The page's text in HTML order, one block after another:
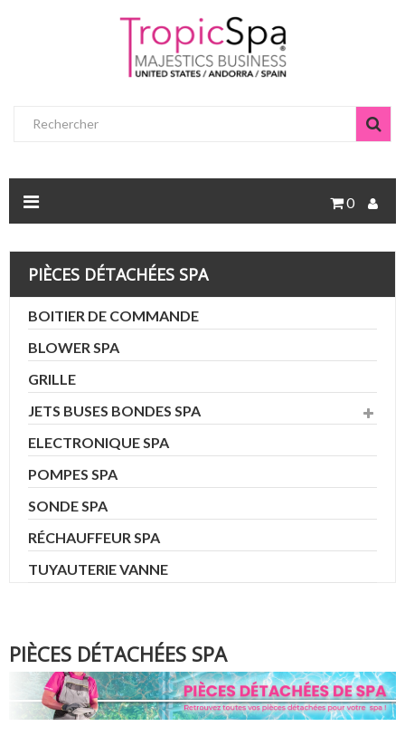
0
PIÈCES DÉTACHÉES SPA
BOITIER DE COMMANDE
BLOWER SPA
GRILLE
JETS BUSES BONDES SPA
ELECTRONIQUE SPA
POMPES SPA
SONDE SPA
RÉCHAUFFEUR SPA
TUYAUTERIE VANNE
PIÈCES DÉTACHÉES SPA